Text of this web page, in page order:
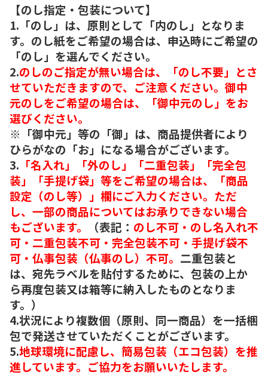
【のし指定・包装について】
1.「のし」は、原則として「内のし」となりま
す。のし紙をご希望の場合は、申込時にご希望の
「のし」を選んでください。
2.のしのご指定が無い場合は、「のし不要」とさ
せていただきますので、ご注意ください。御中
元のしをご希望の場合は、「御中元のし」をお
選びください。
※「御中元」等の「御」は、商品提供者により
ひらがなの「お」になる場合がございます。
3. 「名入れ」「外のし」「二重包装」「完全包
装」「手提げ袋」等をご希望の場合は、「商品
設定（のし等）」欄にご入力ください。ただ
し、一部の商品についてはお承りできない場合
もございます。
（表記： のし不可・のし名入れ不
可・二重包装不可・完全包装不可・手提げ袋不
可・仏事包装（仏事のし）不可。 二重包装と
は、宛先ラベルを貼付するために、包装の上か
ら再度包装又は箱等に納入したものとなりま
す。）
4.状況により複数個（原則、同一商品）を一括梱
包で発送させていただくことがございます。
5.地球環境に配慮し、簡易包装（エコ包装）を推
進しています。ご協力をお願いいたします。